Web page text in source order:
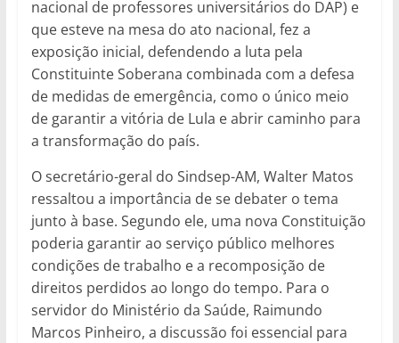
nacional de professores universitários do DAP) e
que esteve na mesa do ato nacional, fez a
exposição inicial, defendendo a luta pela
Constituinte Soberana combinada com a defesa
de medidas de emergência, como o único meio
de garantir a vitória de Lula e abrir caminho para
a transformação do país.
O secretário-geral do Sindsep-AM, Walter Matos
ressaltou a importância de se debater o tema
junto à base. Segundo ele, uma nova Constituição
poderia garantir ao serviço público melhores
condições de trabalho e a recomposição de
direitos perdidos ao longo do tempo. Para o
servidor do Ministério da Saúde, Raimundo
Marcos Pinheiro, a discussão foi essencial para